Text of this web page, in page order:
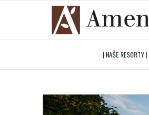
| NAŠE RESORTY |